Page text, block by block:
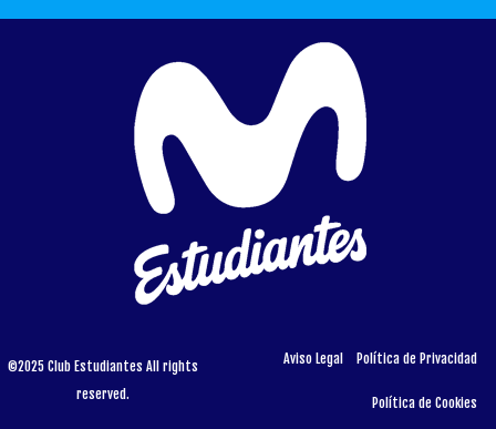
©2025 Club Estudiantes All rights
reserved.
Aviso Legal Política de Privacidad
Política de Cookies